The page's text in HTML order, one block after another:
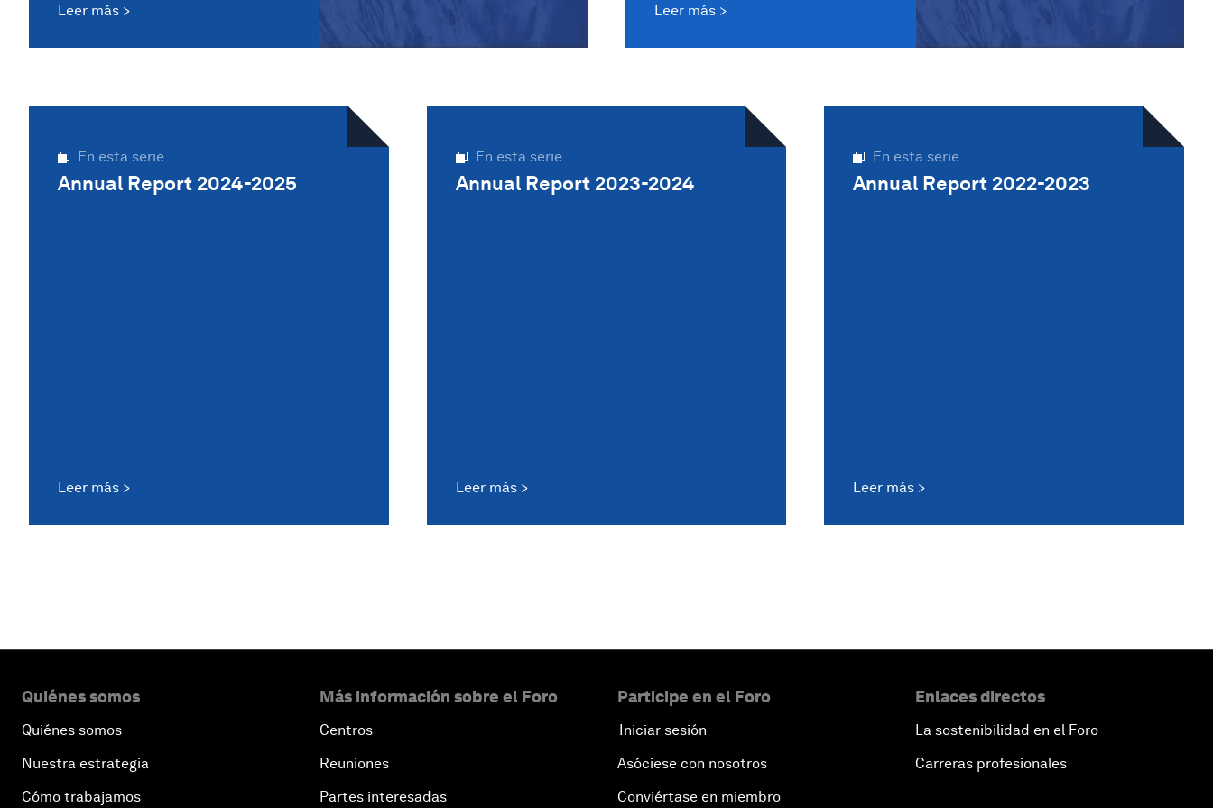
Leer más Leer más
En esta serie
Annual Report 2024-2025
Leer más
En esta serie
Annual Report 2023-2024
Leer más
En esta serie
Annual Report 2022-2023
Leer más
Quiénes somos
Quiénes somos
Nuestra estrategia
Cómo trabajamos
Más información sobre el Foro
Centros
Reuniones
Partes interesadas
Participe en el Foro
Iniciar sesión
Asóciese con nosotros
Conviértase en miembro
Enlaces directos
La sostenibilidad en el Foro
Carreras profesionales